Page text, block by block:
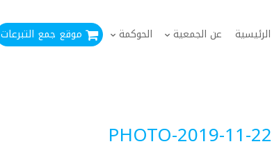
الرئيسية عن الجمعية الحوكمة موقع جمع التبرعات
PHOTO-2019-11-